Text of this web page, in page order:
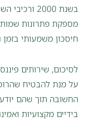
בשנת 2000
מספקת פתרונות
חיסכון משמעותי
לסיכום, שירותים
על מנת להבטיח
החשובה תוך שהם
בידיים מקצועיות